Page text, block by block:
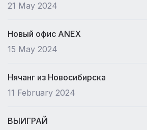
21 May 2024
Новый офис ANEX
15 May 2024
Нячанг из Новосибирска
11 February 2024
ВЫИГРАЙ